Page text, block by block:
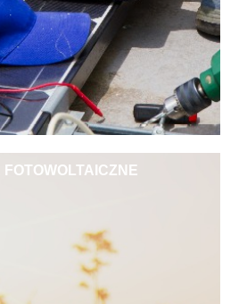
FOTOWOLTAICZNE